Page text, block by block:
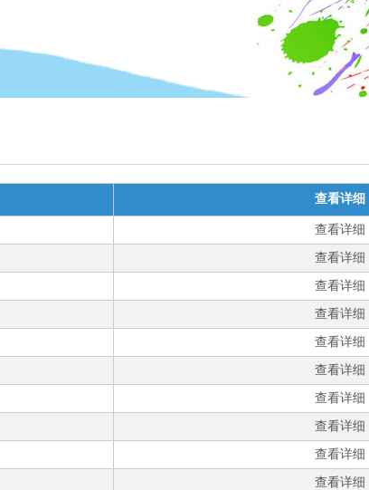
查看详细
查看详细
查看详细
查看详细
查看详细
查看详细
查看详细
查看详细
查看详细
查看详细
查看详细